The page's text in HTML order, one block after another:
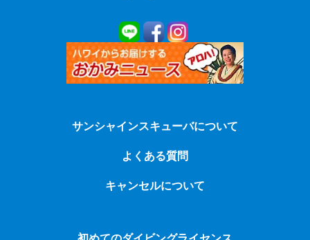
サンシャインスキューバについて
よくある質問
キャンセルについて